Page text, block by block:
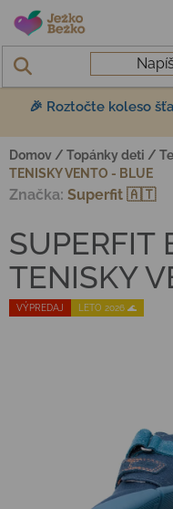
Prejsť na obsah
🎉 Roztočte koleso
Domov / Topánky deti /
TENISKY VENTO - BLUE
VÝPREDAJ LETO 2026 🌊
SUPERFIT
TENISKY
Značka: Superfit 🇦🇹